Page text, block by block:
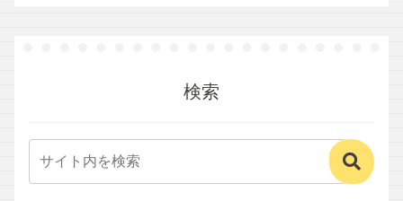
検索